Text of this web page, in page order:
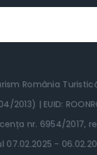
România
2013) | EUID:
nr. 6954/2017,
07.02.2025 -